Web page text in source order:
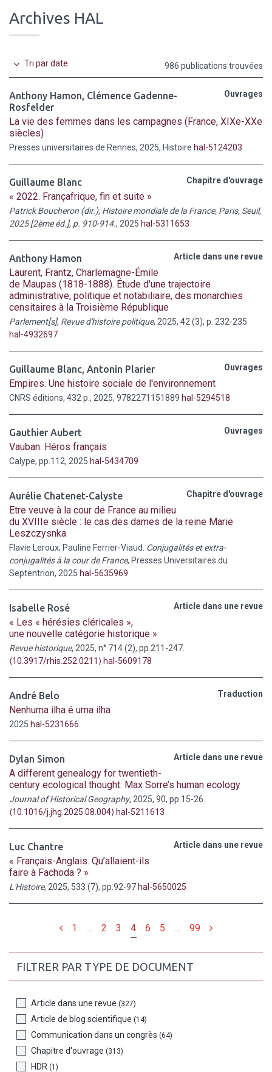
Archives HAL
Tri par date 986 publications trouvées
Ouvrages
Anthony Hamon, Clémence Gadenne-
Rosfelder
La vie des femmes dans les campagnes (France, XIXe-XXe
siècles)
Presses universitaires de Rennes, 2025, Histoire hal-5124203
Chapitre d'ouvrage
Guillaume Blanc
« 2022. Françafrique, fin et suite »
Patrick Boucheron (dir.), Histoire mondiale de la France, Paris, Seuil,
2025 [2ème éd.], p. 910-914., 2025 hal-5311653
Article dans une revue
Anthony Hamon
Laurent, Frantz, Charlemagne-Émile
de Maupas (1818-1888). Étude d'une trajectoire
administrative, politique et notabiliaire, des monarchies
censitaires à la Troisième République
Parlement[s], Revue d'histoire politique, 2025, 42 (3), p. 232-235
hal-4932697
Ouvrages
Guillaume Blanc, Antonin Plarier
Empires. Une histoire sociale de l'environnement
CNRS éditions, 432 p., 2025, 9782271151889 hal-5294518
Ouvrages
Gauthier Aubert
Vauban. Héros français
Calype, pp.112, 2025 hal-5434709
Chapitre d'ouvrage
Aurélie Chatenet-Calyste
Etre veuve à la cour de France au milieu
du XVIIIe siècle : le cas des dames de la reine Marie
Leszczysnka
Flavie Leroux; Pauline Ferrier-Viaud. Conjugalités et extra-
conjugalités à la cour de France, Presses Universitaires du
Septentrion, 2025 hal-5635969
Article dans une revue
Isabelle Rosé
« Les « hérésies cléricales »,
une nouvelle catégorie historique »
Revue historique, 2025, n° 714 (2), pp.211-247.
⟨10.3917/rhis.252.0211⟩ hal-5609178
Traduction
André Belo
Nenhuma ilha é uma ilha
2025 hal-5231666
Article dans une revue
Dylan Simon
A different genealogy for twentieth-
century ecological thought: Max Sorre’s human ecology
Journal of Historical Geography, 2025, 90, pp.15-26.
⟨10.1016/j.jhg.2025.08.004⟩ hal-5211613
Article dans une revue
Luc Chantre
« Français-Anglais. Qu’allaient-ils
faire à Fachoda ? »
L'Histoire, 2025, 533 (7), pp.92-97 hal-5650025
Précédent
1 … 2 3 4 6 5 … 99 Suivant
FILTRER PAR TYPE DE DOCUMENT
Article dans une revue (327)
Article de blog scientifique (14)
Communication dans un congrès (64)
Chapitre d'ouvrage (313)
HDR (1)